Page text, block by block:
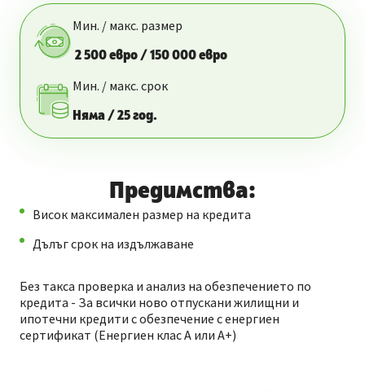
Мин. / макс. размер
2 500 евро / 150 000 евро
Мин. / макс. срок
Няма / 25 год.
Предимства:
Висок максимален размер на кредита
Дълъг срок на издължаване
Без такса проверка и анализ на обезпечението по
кредита - За всички ново отпускани жилищни и
ипотечни кредити с обезпечение с енергиен
сертификат (Енергиен клас А или А+)